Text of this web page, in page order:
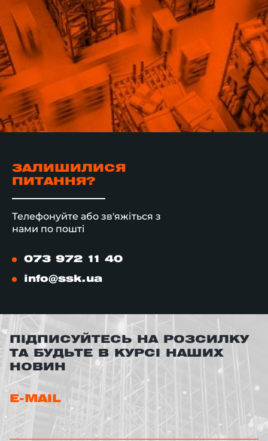
ЗАЛИШИЛИСЯ
ПИТАННЯ?
Телефонуйте або зв'яжіться з
нами по пошті
073 972 11 40
info@ssk.ua
ПІДПИСУЙТЕСЬ НА РОЗСИЛКУ
ТА БУДЬТЕ В КУРСІ НАШИХ
НОВИН
E-MAIL